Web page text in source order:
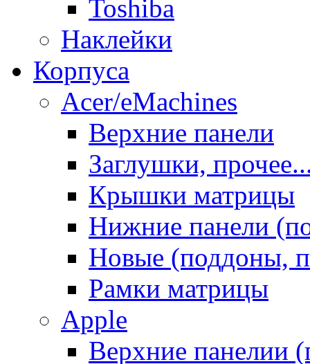
Toshiba
Наклейки
Корпуса
Acer/eMachines
Верхние панели
Заглушки,
Крышки матрицы
Нижние панели
Новые (поддоны,
Рамки матрицы
Apple
Верхние панелии